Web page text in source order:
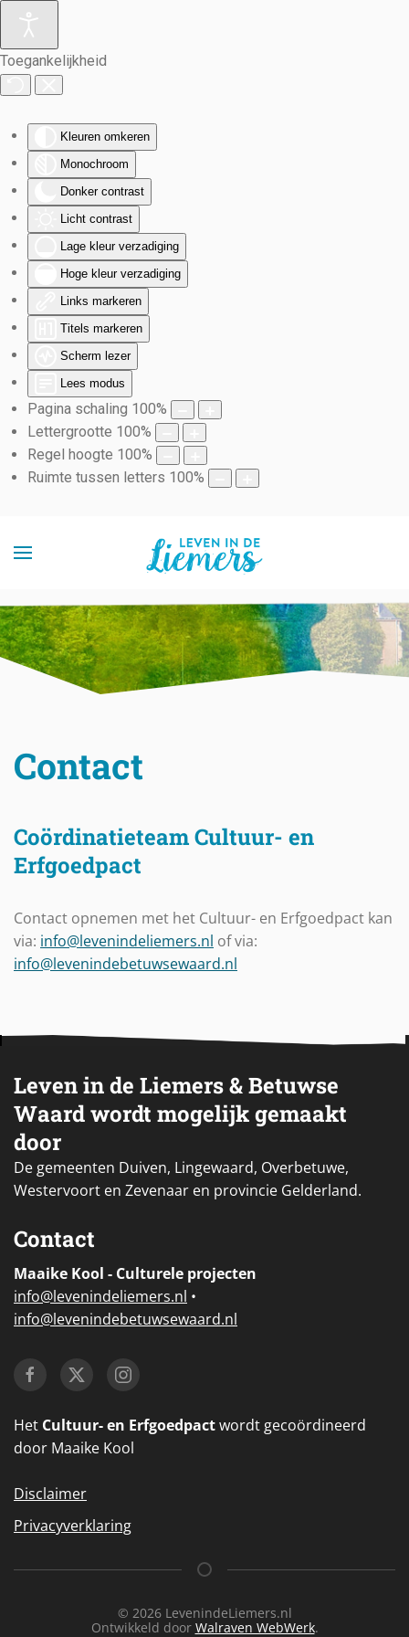
Toegankelijkheid
Kleuren omkeren
Monochroom
Donker contrast
Licht contrast
Lage kleur verzadiging
Hoge kleur verzadiging
Links markeren
Titels markeren
Scherm lezer
Lees modus
Pagina schaling 100%
Lettergrootte 100%
Regel hoogte 100%
Ruimte tussen letters 100%
Terug naar hoofdinhoud
Contact
Coördinatieteam Cultuur- en
Erfgoedpact
Contact opnemen met het Cultuur- en Erfgoedpact kan
via: info@levenindeliemers.nl of via:
info@levenindebetuwsewaard.nl
Leven in de Liemers & Betuwse
Waard wordt mogelijk gemaakt
door
De gemeenten Duiven, Lingewaard, Overbetuwe,
Westervoort en Zevenaar en provincie Gelderland.
Contact
Maaike Kool - Culturele projecten
info@levenindeliemers.nl •
info@levenindebetuwsewaard.nl
Het Cultuur- en Erfgoedpactwordt gecoördineerd
door Maaike Kool
Disclaimer
Privacyverklaring
© 2026LevenindeLiemers.nl
Ontwikkeld door Walraven WebWerk.